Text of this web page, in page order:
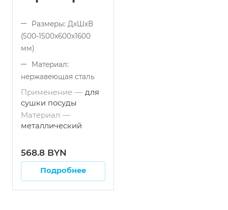
Размеры: ДхШхВ
(500-1500x600x1600
мм)
Материал:
нержавеющая сталь
Тип конструкции:
сборный (разборный)
Тип поверхности:
Применение: для
сушки посуды
металлический
Применение — для
сушки посуды
Материал —
металлический
568.8 BYN
Подробнее